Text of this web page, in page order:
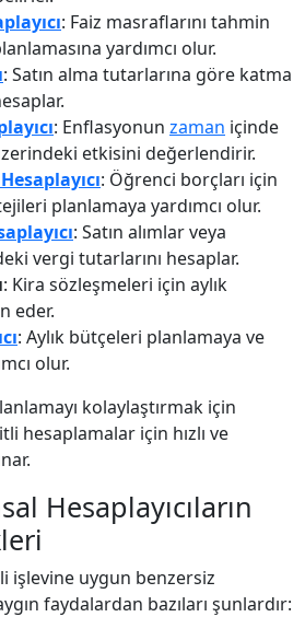
: Faiz masraflarını tahmin
yardımcı olur.
: Satın alma tutarlarına göre katma
: Enflasyonun zaman içinde
etkisini değerlendirir.
: Öğrenci borçları için
planlamaya yardımcı olur.
: Satın alımlar veya
vergi tutarlarını hesaplar.
: Kira sözleşmeleri için aylık
eder.
: Aylık bütçeleri planlamaya ve
olur.
kolaylaştırmak için
hesaplamalar için hızlı ve
Hesaplayıcıların
işlevine uygun benzersiz
faydalardan bazıları şunlardır: